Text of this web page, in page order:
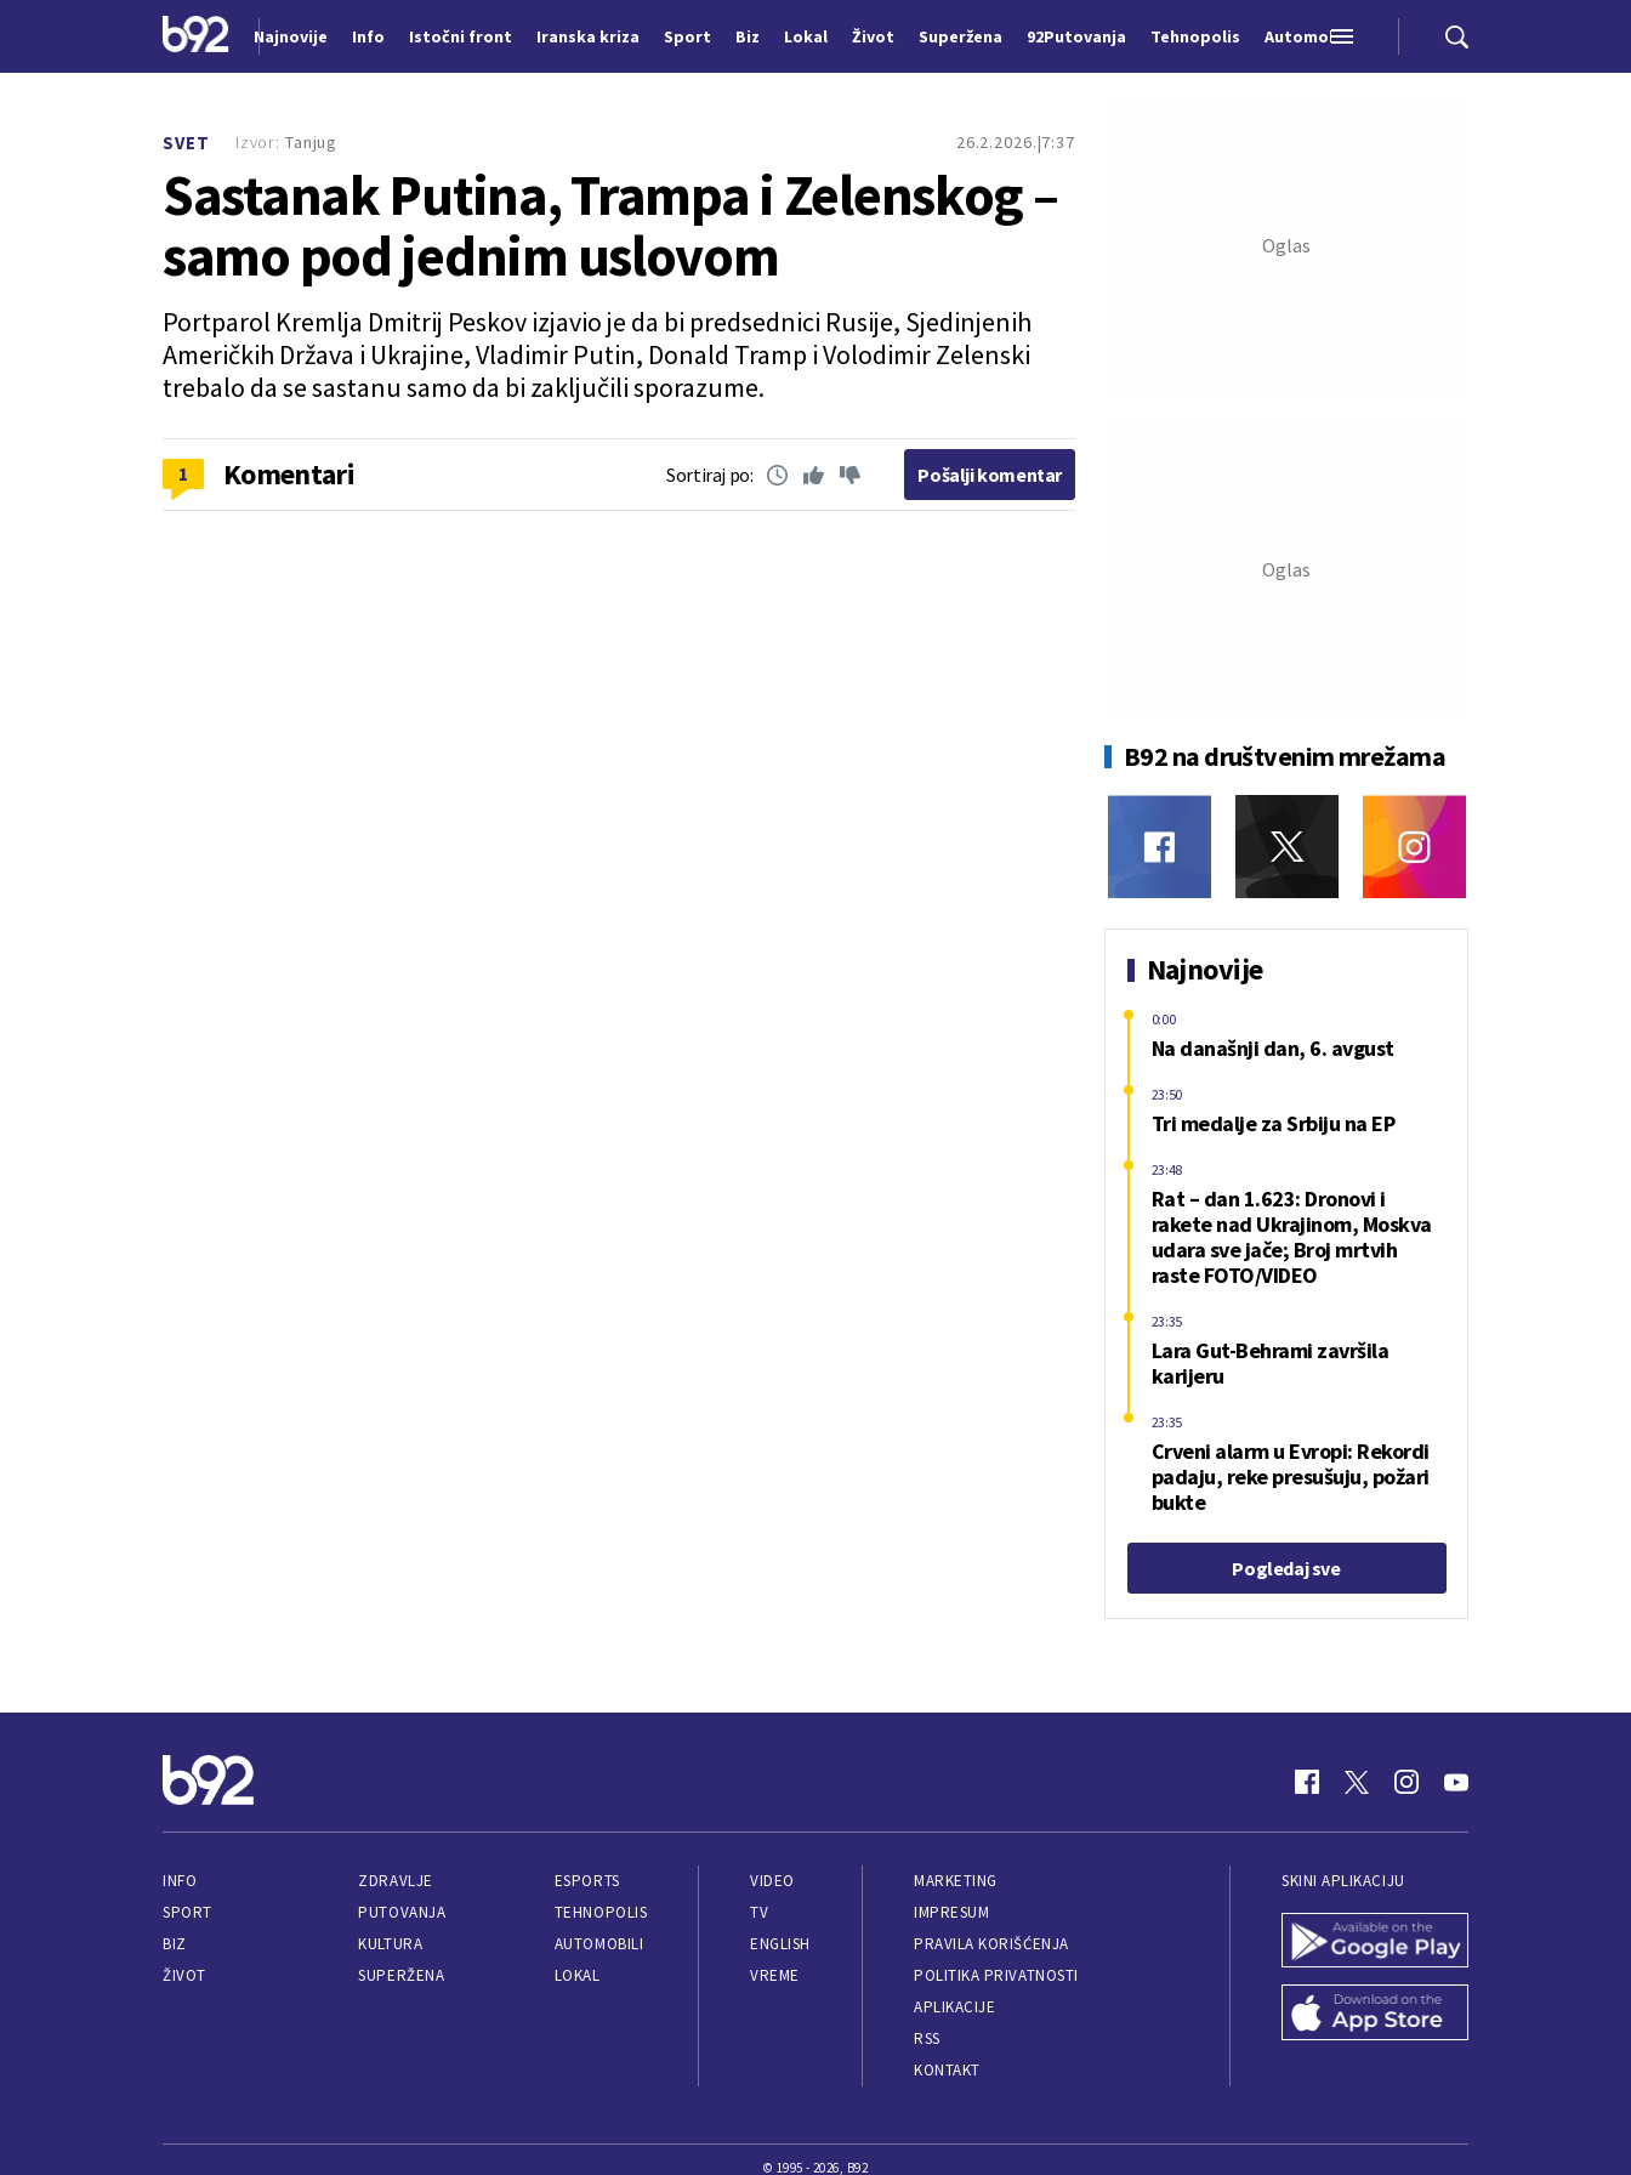
Najnovije Info Istočni front Iranska kriza Sport Biz Lokal Život Superžena 92Putovanja Tehnopolis Automobili
SVET 26.2.2026. 7:37
Sastanak Putina, Trampa i Zelenskog –
samo pod jednim uslovom
Portparol Kremlja Dmitrij Peskov izjavio je da bi predsednici Rusije, Sjedinjenih
Američkih Država i Ukrajine, Vladimir Putin, Donald Tramp i Volodimir Zelenski
trebalo da se sastanu samo da bi zaključili sporazume.
Izvor: Tanjug
1 Komentari Sortiraj po: Pošalji komentar
B92 na društvenim mrežama
Najnovije
Na današnji dan, 6. avgust
0:00
Tri medalje za Srbiju na EP
23:50
Rat – dan 1.623: Dronovi i
rakete nad Ukrajinom, Moskva
udara sve jače; Broj mrtvih
raste FOTO/VIDEO
23:48
Lara Gut-Behrami završila
karijeru
23:35
Crveni alarm u Evropi: Rekordi
padaju, reke presušuju, požari
bukte
23:35
Pogledaj sve
INFO
SPORT
BIZ
ŽIVOT
ZDRAVLJE
PUTOVANJA
KULTURA
SUPERŽENA
ESPORTS
TEHNOPOLIS
AUTOMOBILI
LOKAL
VIDEO
TV
ENGLISH
VREME
MARKETING
IMPRESUM
PRAVILA KORIŠĆENJA
POLITIKA PRIVATNOSTI
APLIKACIJE
RSS
KONTAKT
SKINI APLIKACIJU
© 1995 - 2026, B92